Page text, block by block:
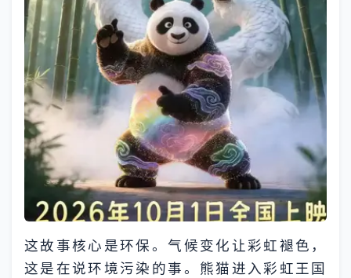
这故事核心是环保。气候变化让彩虹褪色，
这是在说环境污染的事。熊猫进入彩虹王国